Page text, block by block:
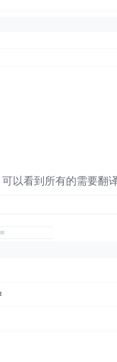
以看到所有的需要翻